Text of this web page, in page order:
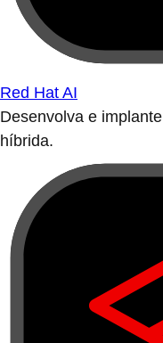
Red Hat AI
Desenvolva e
híbrida.